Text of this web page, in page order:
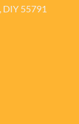
DIY 55791